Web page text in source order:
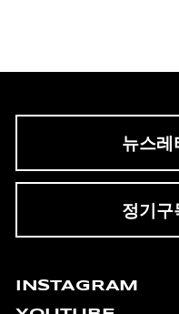
뉴스레
정기구
INSTAGRAM